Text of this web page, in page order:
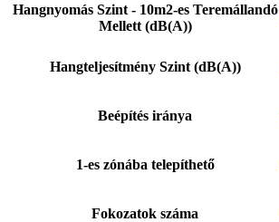
Hangnyomás Szint - 10m2-es Teremállandó
Mellett (dB(A))
Hangteljesítmény Szint (dB(A))
Beépítés iránya
1-es zónába telepíthető
Fokozatok száma